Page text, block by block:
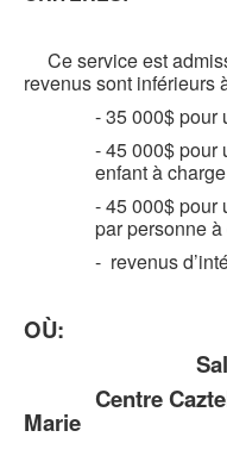
Ce service est
revenus sont inférieurs
- 35 000$ pour
- 45 000$ pour
enfant à charge
- 45 000$ pour
par personne
- revenus
OÙ:
Salle
Centre Caztel,
Marie